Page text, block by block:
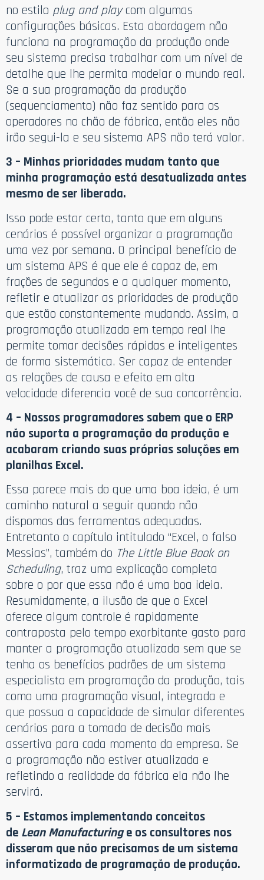
no estilo plug and playcom algumas
configurações básicas. Esta abordagem não
funciona na programação da produção onde
seu sistema precisa trabalhar com um nível de
detalhe que lhe permita modelar o mundo real.
Se a sua programação da produção
(sequenciamento) não faz sentido para os
operadores no chão de fábrica, então eles não
irão segui-la e seu sistema APS não terá valor.
3 – Minhas prioridades mudam tanto que
minha programação está desatualizada antes
mesmo de ser liberada.
Isso pode estar certo, tanto que em alguns
cenários é possível organizar a programação
uma vez por semana. O principal benefício de
um sistema APS é que ele é capaz de, em
frações de segundos e a qualquer momento,
refletir e atualizar as prioridades de produção
que estão constantemente mudando. Assim, a
programação atualizada em tempo real lhe
permite tomar decisões rápidas e inteligentes
de forma sistemática. Ser capaz de entender
as relações de causa e efeito em alta
velocidade diferencia você de sua concorrência.
4 – Nossos programadores sabem que o ERP
não suporta a programação da produção e
acabaram criando suas próprias soluções em
planilhas Excel.
Essa parece mais do que uma boa ideia, é um
caminho natural a seguir quando não
dispomos das ferramentas adequadas.
Entretanto o capítulo intitulado “Excel, o falso
Messias”, também do The Little Blue Book on
Scheduling, traz uma explicação completa
sobre o por que essa não é uma boa ideia.
Resumidamente, a ilusão de que o Excel
oferece algum controle é rapidamente
contraposta pelo tempo exorbitante gasto para
manter a programação atualizada sem que se
tenha os benefícios padrões de um sistema
especialista em programação da produção, tais
como uma programação visual, integrada e
que possua a capacidade de simular diferentes
cenários para a tomada de decisão mais
assertiva para cada momento da empresa. Se
a programação não estiver atualizada e
refletindo a realidade da fábrica ela não lhe
servirá.
5 – Estamos implementando conceitos
de Lean Manufacturinge os consultores nos
disseram que não precisamos de um sistema
informatizado de programação de produção.